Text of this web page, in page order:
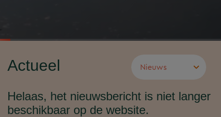
Actueel
Helaas, het nieuwsbericht is niet langer
beschikbaar op de website.